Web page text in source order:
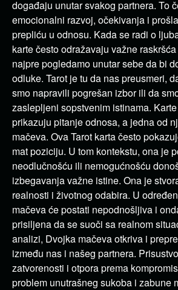
događaju unutar svakog partnera. To
emocionalni razvoj, očekivanja i
prepliću u odnosu. Kada se radi o
karte često odražavaju važne
najpre pogledamo unutar sebe da bi
odluke. Tarot je tu da nas preusmeri,
smo napravili pogrešan izbor ili da
zaslepljeni sopstvenim istinama.
prikazuju pitanje odnosa, a jedna od
mačeva. Ova Tarot karta često
mat poziciju. U tom kontekstu, ona je
neodlučnošću ili nemogućnošću
izbegavanja važne istine. Ona je
realnosti i životnog odabira. U
mačeva će postati nepodnošljiva i
prisiljena da se suoči sa realnom
analizi, Dvojka mačeva otkriva i
između nas i našeg partnera.
zatvorenosti i otpora prema
problem unutrašneg sukoba i zabune